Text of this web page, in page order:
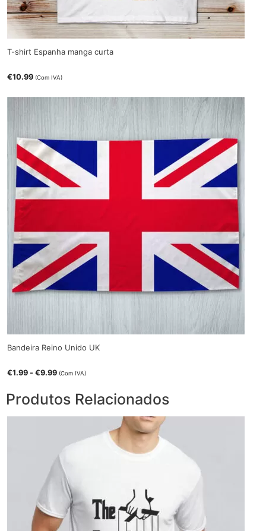
T-shirt Espanha manga curta
€10.99 (Com IVA)
Bandeira Reino Unido UK
€1.99 -€9.99 (Com IVA)
Produtos Relacionados